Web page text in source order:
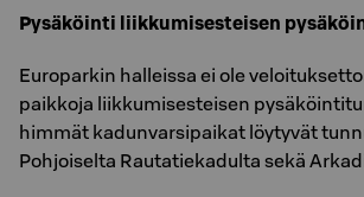
Pysäköinti liikkumisesteisen
Eu­ro­par­kin hal­leis­sa ei ole
paik­ko­ja liik­ku­mi­ses­tei­sen
him­mät ka­dun­var­si­pai­kat löy­ty­vät
Poh­joi­sel­ta Rau­ta­tie­ka­dul­ta sekä